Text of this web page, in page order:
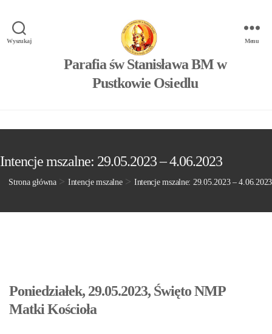
Wyszukaj
Parafia św Stanisława BM w
Pustkowie Osiedlu
Menu
Intencje mszalne: 29.05.2023 – 4.06.2023
Strona główna> Intencje mszalne> Intencje mszalne: 29.05.2023 – 4.06.2023
Poniedziałek, 29.05.2023, Święto NMP
Matki Kościoła